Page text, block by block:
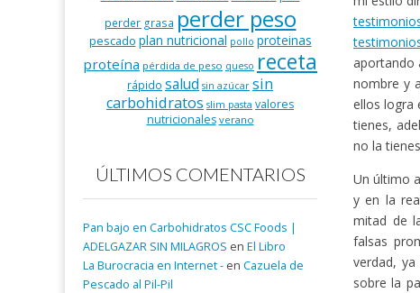
aportando
nombre y
ellos logra
tienes,
no la
Un último
y en la
mitad de
falsas
verdad,
sobre la
perder grasa perder peso
pescado plan nutricional pollo proteinas
proteína pérdida de peso queso receta
rápido salud sin azúcar sin
carbohidratos slim pasta valores
nutricionales verano
ÚLTIMOS COMENTARIOS
Pan bajo en Carbohidratos CSC Foods |
ADELGAZAR SIN MILAGROS en El Libro
La Burocracia en Internet - en Cazuela de
Pescado al Pil-Pil